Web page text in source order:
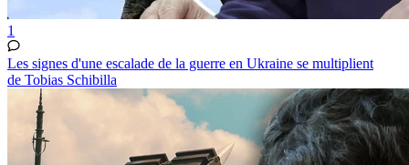
1
Les signes d'une escalade de la guerre en Ukraine se multiplient
de Tobias Schibilla